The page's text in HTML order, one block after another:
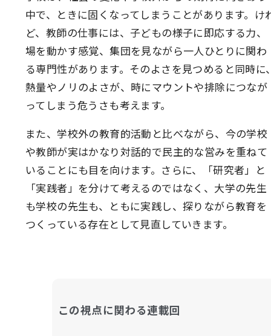
中で、ときに固くなってしまうことがあります。け
ど、教師の仕事には、子どもの様子に即応する力、
場を動かす感覚、集団を見ながら一人ひとりに関わ
る専門性があります。そのよさを見つめると同時に
熱量やノリのよさが、時にマウントや排除につなが
ってしまう危うさも考えます。
また、学校外の教育的活動と比べながら、今の学校
や教師が実はかなり対話的で民主的な営みを重ねて
いることにも目を向けます。さらに、「研究者」と
「実践者」を分けて考えるのではなく、大学の先生
も学校の先生も、ともに実践し、探りながら教育を
つくっている存在として見直していきます。
この視点に関わる連載回